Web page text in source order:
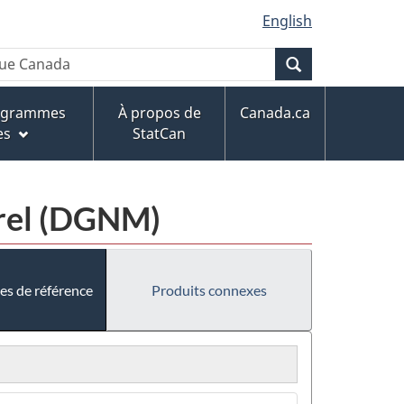
English
À propos de
StatCan
Canada.ca
(DGNM)
de référence Produits connexes